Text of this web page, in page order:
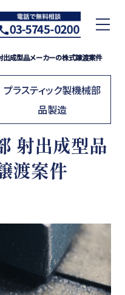
出成型品メーカーの株式譲渡案件
プラスティック製機械部
品製造
射出成型品
渡案件